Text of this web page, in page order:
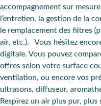
accompagnement sur mesure
l’entretien, la gestion de la
le remplacement des filtres
air, etc.). Vous hésitez
digitale. Vous pouvez
offres selon votre surface
ventilation, ou encore vos
ultrasons, diffuseur,
Respirez un air plus pur,